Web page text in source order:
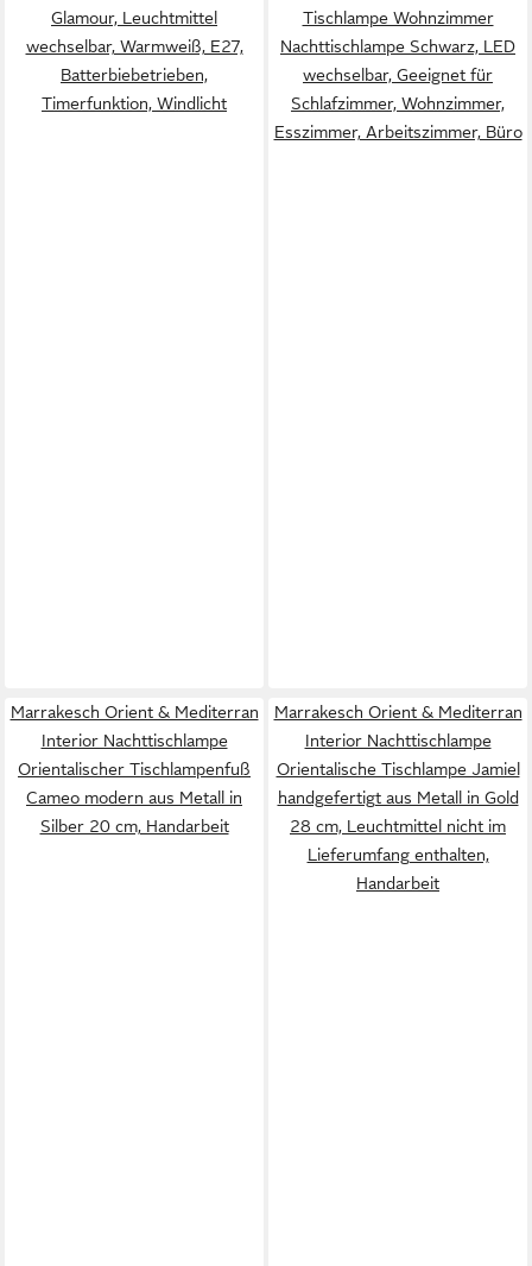
Glamour, Leuchtmittel
wechselbar, Warmweiß, E27,
Batterbiebetrieben,
Timerfunktion, Windlicht
Tischlampe Wohnzimmer
Nachttischlampe Schwarz, LED
wechselbar, Geeignet für
Schlafzimmer, Wohnzimmer,
Esszimmer, Arbeitszimmer, Büro
Marrakesch Orient & Mediterran
Interior Nachttischlampe
Orientalischer Tischlampenfuß
Cameo modern aus Metall in
Silber 20 cm, Handarbeit
Marrakesch Orient & Mediterran
Interior Nachttischlampe
Orientalische Tischlampe Jamiel
handgefertigt aus Metall in Gold
28 cm, Leuchtmittel nicht im
Lieferumfang enthalten,
Handarbeit